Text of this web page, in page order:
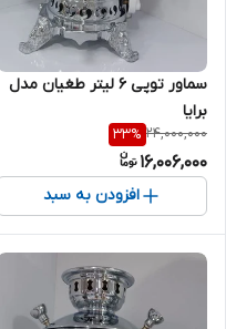
سماور توپی 6 لیتر طغیان مدل
برایا
24,000,000
33%
16,006,000
افزودن به سبد